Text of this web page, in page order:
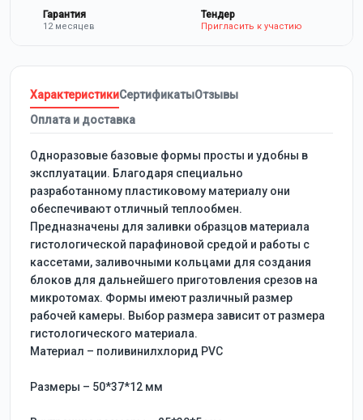
Гарантия
12 месяцев
Тендер
Пригласить к участию
ХарактеристикиСертификатыОтзывы
Оплата и доставка
Одноразовые базовые формы просты и удобны в
эксплуатации. Благодаря специально
разработанному пластиковому материалу они
обеспечивают отличный теплообмен.
Предназначены для заливки образцов материала
гистологической парафиновой средой и работы с
кассетами, заливочными кольцами для создания
блоков для дальнейшего приготовления срезов на
микротомах. Формы имеют различный размер
рабочей камеры. Выбор размера зависит от размера
гистологического материала.
Материал – поливинилхлорид PVC
Размеры – 50*37*12 мм